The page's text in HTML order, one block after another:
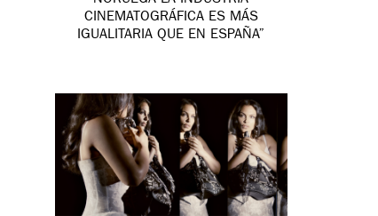
CINEMATOGRÁFICA ES MÁS
IGUALITARIA QUE EN ESPAÑA”